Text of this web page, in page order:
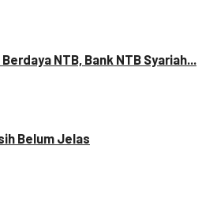
NTB, Bank NTB Syariah...
Belum Jelas